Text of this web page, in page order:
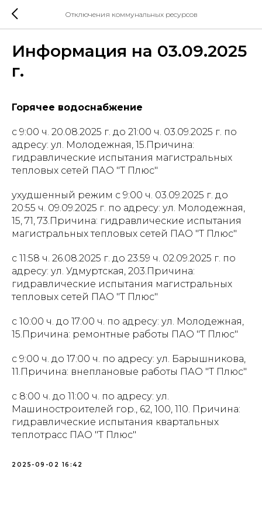
Отключения коммунальных ресурсов
Информация на 03.09.2025
г.
Горячее водоснабжение
с 9:00 ч. 20.08.2025 г. до 21:00 ч. 03.09.2025 г. по
адресу: ул. Молодежная, 15.Причина:
гидравлические испытания магистральных
тепловых сетей ПАО "Т Плюс"
ухудшенный режим с 9:00 ч. 03.09.2025 г. до
20:55 ч. 09.09.2025 г. по адресу: ул. Молодежная,
15, 71, 73.Причина: гидравлические испытания
магистральных тепловых сетей ПАО "Т Плюс"
с 11:58 ч. 26.08.2025 г. до 23:59 ч. 02.09.2025 г. по
адресу: ул. Удмуртская, 203.Причина:
гидравлические испытания магистральных
тепловых сетей ПАО "Т Плюс"
с 10:00 ч. до 17:00 ч. по адресу: ул. Молодежная,
15.Причина: ремонтные работы ПАО "Т Плюс"
с 9:00 ч. до 17:00 ч. по адресу: ул. Барышникова,
11.Причина: внеплановые работы ПАО "Т Плюс"
с 8:00 ч. до 11:00 ч. по адресу: ул.
Машиностроителей гор., 62, 100, 110. Причина:
гидравлические испытания квартальных
теплотрасс ПАО "Т Плюс"
2025-09-02 16:42